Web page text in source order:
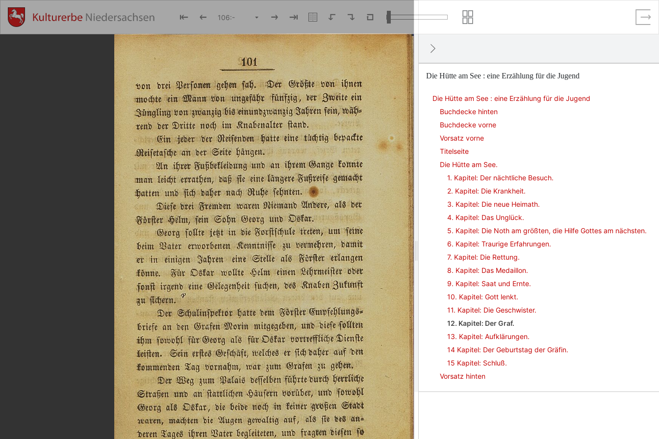
Die Hütte am See : eine Erzählung für die Jugend
Die Hütte am See : eine Erzählung für die Jugend
Buchdecke hinten
Buchdecke vorne
Vorsatz vorne
Titelseite
Die Hütte am See.
1. Kapitel: Der nächtliche Besuch.
2. Kapitel: Die Krankheit.
3. Kapitel: Die neue Heimath.
4. Kapitel: Das Unglück.
5. Kapitel: Die Noth am größten, die Hilfe Gottes am nächsten.
6. Kapitel: Traurige Erfahrungen.
7. Kapitel: Die Rettung.
8. Kapitel: Das Medaillon.
9. Kapitel: Saat und Ernte.
10. Kapitel: Gott lenkt.
11. Kapitel: Die Geschwister.
12. Kapitel: Der Graf.
13. Kapitel: Aufklärungen.
14 Kapitel: Der Geburtstag der Gräfin.
15 Kapitel: Schluß.
Vorsatz hinten